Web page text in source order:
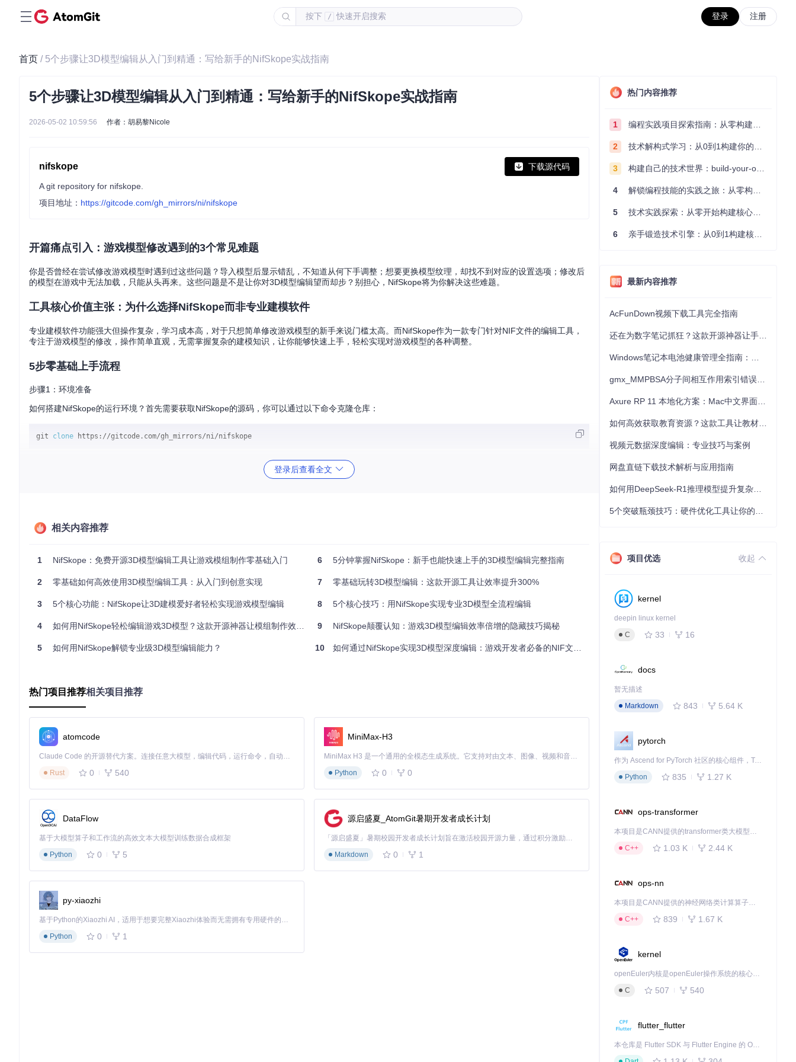
按下 / 快速开启搜索 登录 注册
首页 / 5个步骤让3D模型编辑从入门到精通：写给新手的NifSkope实战指南
5个步骤让3D模型编辑从入门到精通：写给新手的NifSkope实战指南
2026-05-02 10:59:56 作者：胡易黎Nicole
nifskope 下载源代码
A git repository for nifskope.
项目地址： https://gitcode.com/gh_mirrors/ni/nifskope
开篇痛点引入：游戏模型修改遇到的3个常见难题
你是否曾经在尝试修改游戏模型时遇到过这些问题？导入模型后显示错乱，不知道从何下手调整；想要更换模型纹理，却找不到对应的设置选项；修改后
的模型在游戏中无法加载，只能从头再来。这些问题是不是让你对3D模型编辑望而却步？别担心，NifSkope将为你解决这些难题。
工具核心价值主张：为什么选择NifSkope而非专业建模软件
专业建模软件功能强大但操作复杂，学习成本高，对于只想简单修改游戏模型的新手来说门槛太高。而NifSkope作为一款专门针对NIF文件的编辑工具，
专注于游戏模型的修改，操作简单直观，无需掌握复杂的建模知识，让你能够快速上手，轻松实现对游戏模型的各种调整。
5步零基础上手流程
步骤1：环境准备
如何搭建NifSkope的运行环境？首先需要获取NifSkope的源码，你可以通过以下命令克隆仓库：
git clone
然后进入nifskope目录，使用qmake和make命令进行编译，编译完成后就可以运行NifSkope了。
步骤3：基础操作
摆弄积木一样，轻松调整模型的形态。
步骤4：实时预览
修改参数后，如何实时查看效果？右侧的3D预览窗口会立即显示你对模型所做的任何修改，让你能够直观地看到调整后的效果，以便及时进行调整。
角色模型调整
如何让游戏角色的外观更加个性化？你可以使用NifSkope调整角色的骨骼结构，就像调整木偶关节一样，改变角色的姿势和动作。还可以修改角色的纹
理，更换服装、发型等，打造属于自己的独特角色。
场景道具修改
怎样让游戏场景中的道具更符合自己的需求？比如修改武器的形状、颜色，或者调整场景中建筑物的结构。通过NifSkope，你可以直接编辑道具的模型数
更加生动。
避坑指南：新手最容易犯的7个错误及解决方案
解决方案：在编辑模型前，一定要将原始文件进行备份，以防修改过程中出现错误导致文件损坏，无法恢复。
错误2：一次性修改过多参数
解决方案：每次只修改少量参数，修改后及时预览效果，确保修改符合预期，避免因修改过多而难以排查问题。
错误3：忽略文件格式兼容性
登录后查看全文
相关内容推荐
1 NifSkope：免费开源3D模型编辑工具让游戏模组制作零基础入门
2 零基础如何高效使用3D模型编辑工具：从入门到创意实现
3 5个核心功能：NifSkope让3D建模爱好者轻松实现游戏模型编辑
4 如何用NifSkope轻松编辑游戏3D模型？这款开源神器让模组制作效率提升10倍！
5 如何用NifSkope解锁专业级3D模型编辑能力？
6 5分钟掌握NifSkope：新手也能快速上手的3D模型编辑完整指南
7 零基础玩转3D模型编辑：这款开源工具让效率提升300%
8 5个核心技巧：用NifSkope实现专业3D模型全流程编辑
9 NifSkope颠覆认知：游戏3D模型编辑效率倍增的隐藏技巧揭秘
10 如何通过NifSkope实现3D模型深度编辑：游戏开发者必备的NIF文件处理工具
热门项目推荐相关项目推荐
atomcode
Claude Code 的开源替代方案。连接任意大模型，编辑代码，运行命令，自动验证 — 全自动执行。用 Rust 构建，极致性能。 ｜ An open-source alternative to Claude Code. Connect any LLM, edit code, run commands, and verify changes — autonomously. Built in Rust for speed. Get Started
Rust
0 540
MiniMax-H3
MiniMax H3 是一个通用的全模态生成系统。它支持对由文本、图像、视频和音频组成的多模态上下文进行统一理解，并能生成分辨率高达 2K、时长可达 15 秒的带原生立体声音频的视频。得益于面向任务泛化的系统设计，H3 在预训练阶段就已具备广泛的多模态上下文理解与生成能力，能够出色地执行复杂的多模态指令。
Python
0 0
DataFlow
基于大模型算子和工作流的高效文本大模型训练数据合成框架
Python
0 5
源启盛夏_AtomGit暑期开发者成长计划
「源启盛夏」暑期校园开发者成长计划旨在激活校园开源力量，通过积分激励、认证扶持、资源倾斜等形式，引导高校组织和开发者完成「入驻 — 建项目 — 做贡献 — 获认证 — 得资源」的完整闭环。无论你是想带领社团入驻平台的组织者，还是希望用代码贡献证明自己的开发者，都能在这里找到属于你的成长路径。
Markdown
0 1
py-xiaozhi
基于Python的Xiaozhi AI，适用于想要完整Xiaozhi体验而无需拥有专用硬件的用户。
Python
0 1
热门内容推荐
1 编程实践项目探索指南：从零构建技术能力体系
2 技术解构式学习：从0到1构建你的编程知识体系
3 构建自己的技术世界：build-your-own-x项目的实践探索指南
4 解锁编程技能的实践之旅：从零构建你的技术世界
5 技术实践探索：从零开始构建核心系统的实践指南
6 亲手锻造技术引擎：从0到1构建核心系统的实践指南
最新内容推荐
AcFunDown视频下载工具完全指南
视频元数据深度编辑：专业技巧与案例
网盘直链下载技术解析与应用指南
项目优选 收起
kernel
deepin linux kernel
C
33 16
docs
暂无描述
Markdown
843 5.64 K
pytorch
作为 Ascend for PyTorch 社区的核心组件，TorchNPU 是昇腾专为 PyTorch 打造的深度学习适配插件，使 PyTorch 框架能够直接调用昇腾 NPU，为开发者提供昇腾 AI 处理器的超强算力。
Python
835 1.27 K
ops-transformer
本项目是CANN提供的transformer类大模型算子库，实现网络在NPU上加速计算。
C++
1.03 K 2.44 K
ops-nn
本项目是CANN提供的神经网络类计算算子库，实现网络在NPU上加速计算。
C++
839 1.67 K
kernel
openEuler内核是openEuler操作系统的核心，既是系统性能与稳定性的基石，也是连接处理器、设备与服务的桥梁。
C
507 540
flutter_flutter
本仓库是 Flutter SDK 与 Flutter Engine 的 OpenHarmony 适配版本，由 CPF-Flutter 团队维护。开发者可使用熟悉的 Flutter 技术栈开发 OpenHarmony 应用，3.35.7 及以后的适配版本可基于本仓库源码构建支持 OpenHarmony 的 Flutter Engine。